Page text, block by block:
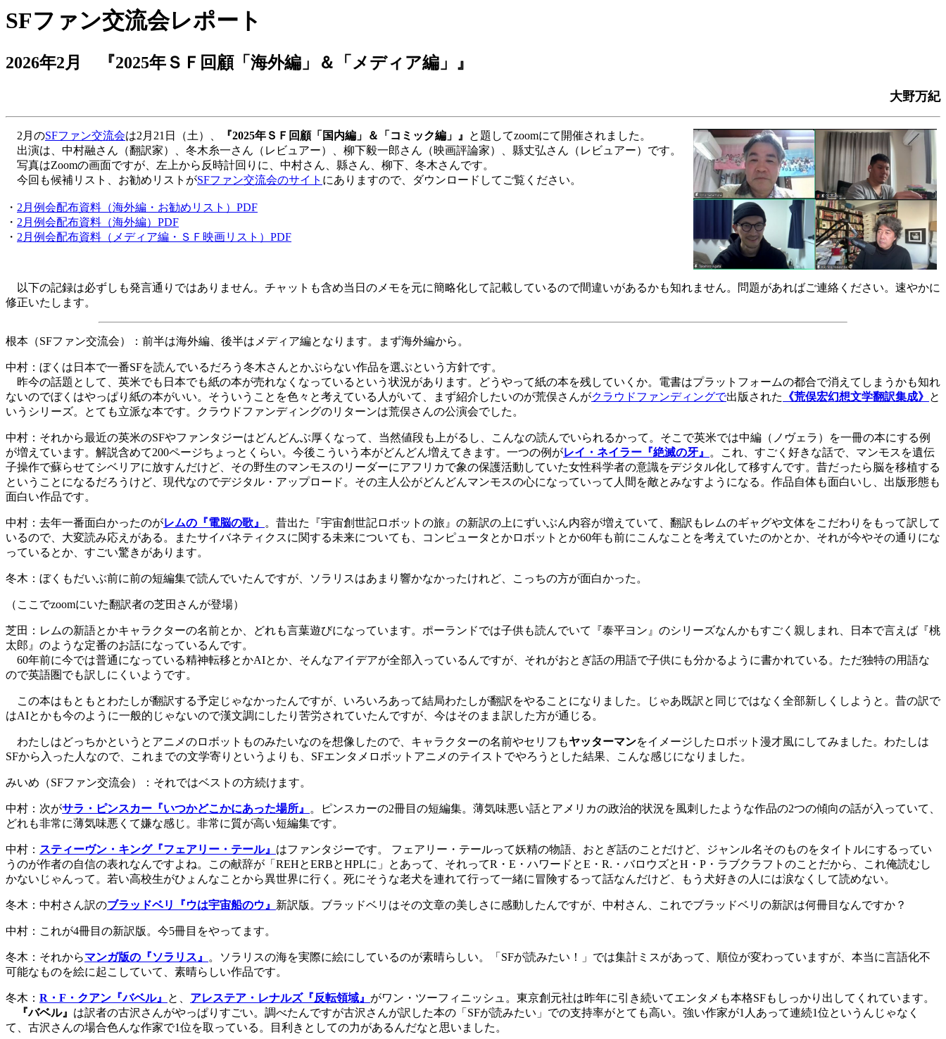
SFファン交流会レポート
2026年2月 『2025年ＳＦ回顧「海外編」＆「メディア編」』
大野万紀
2月のSFファン交流会は2月21日（土）、 『2025年ＳＦ回顧「国内編」＆「コミック編」』
と題してzoomにて開催されました。
出演は、中村融さん（翻訳家）、冬木糸一さん（レビュアー）、柳下毅一郎さん（映画評論家）、縣丈弘さん（レビュアー）です。
写真はZoomの画面ですが、左上から反時計回りに、中村さん、縣さん、柳下、冬木さんです。
今回も候補リスト、お勧めリストがSFファン交流会のサイト にありますので、ダウンロードしてご覧ください。
・ 2月例会配布資料（海外編・お勧めリスト）PDF
・ 2月例会配布資料（海外編）PDF
・ 2月例会配布資料（メディア編・ＳＦ映画リスト）PDF
以下の記録は必ずしも発言通りではありません。チャットも含め当日のメモを元に簡略化して記載しているので間違いがあるかも知れません。問題があればご連絡ください。速やかに
修正いたします。
根本（SFファン交流会）：前半は海外編、後半はメディア編となります。まず海外編から。
中村：ぼくは日本で一番SFを読んでいるだろう冬木さんとかぶらない作品を選ぶという方針です。
昨今の話題として、英米でも日本でも紙の本が売れなくなっているという状況があります。どうやって紙の本を残していくか。電書はプラットフォームの都合で消えてしまうかも知れ
ないのでぼくはやっぱり紙の本がいい。そういうことを色々と考えている人がいて、まず紹介したいのが荒俣さんがクラウドファンディングで出版された 《荒俣宏幻想文学翻訳集成》 と
いうシリーズ。とても立派な本です。クラウドファンディングのリターンは荒俣さんの公演会でした。
中村：それから最近の英米のSFやファンタジーはどんどんぶ厚くなって、当然値段も上がるし、こんなの読んでいられるかって。そこで英米では中編（ノヴェラ）を一冊の本にする例
が増えています。解説含めて200ページちょっとくらい。今後こういう本がどんどん増えてきます。一つの例がレイ・ネイラー『絶滅の牙』
。これ、すごく好きな話で、マンモスを遺伝
子操作で蘇らせてシベリアに放すんだけど、その野生のマンモスのリーダーにアフリカで象の保護活動していた女性科学者の意識をデジタル化して移すんです。昔だったら脳を移植する
ということになるだろうけど、現代なのでデジタル・アップロード。その主人公がどんどんマンモスの心になっていって人間を敵とみなすようになる。作品自体も面白いし、出版形態も
面白い作品です。
中村：去年一番面白かったのがレムの『電脳の歌』
。昔出た『宇宙創世記ロボットの旅』の新訳の上にずいぶん内容が増えていて、翻訳もレムのギャグや文体をこだわりをもって訳して
いるので、大変読み応えがある。またサイバネティクスに関する未来についても、コンピュータとかロボットとか60年も前にこんなことを考えていたのかとか、それが今やその通りにな
っているとか、すごい驚きがあります。
冬木：ぼくもだいぶ前に前の短編集で読んでいたんですが、ソラリスはあまり響かなかったけれど、こっちの方が面白かった。
（ここでzoomにいた翻訳者の芝田さんが登場）
芝田：レムの新語とかキャラクターの名前とか、どれも言葉遊びになっています。ポーランドでは子供も読んでいて『泰平ヨン』のシリーズなんかもすごく親しまれ、日本で言えば『桃
太郎』のような定番のお話になっているんです。
60年前に今では普通になっている精神転移とかAIとか、そんなアイデアが全部入っているんですが、それがおとぎ話の用語で子供にも分かるように書かれている。ただ独特の用語な
ので英語圏でも訳しにくいようです。
この本はもともとわたしが翻訳する予定じゃなかったんですが、いろいろあって結局わたしが翻訳をやることになりました。じゃあ既訳と同じではなく全部新しくしようと。昔の訳で
はAIとかも今のように一般的じゃないので漢文調にしたり苦労されていたんですが、今はそのまま訳した方が通じる。
わたしはどっちかというとアニメのロボットものみたいなのを想像したので、キャラクターの名前やセリフもヤッターマンをイメージしたロボット漫才風にしてみました。わたしは
SFから入った人なので、これまでの文学寄りというよりも、SFエンタメロボットアニメのテイストでやろうとした結果、こんな感じになりました。
みいめ（SFファン交流会）：それではベストの方続けます。
中村：次がサラ・ピンスカー『いつかどこかにあった場所』
。ピンスカーの2冊目の短編集。薄気味悪い話とアメリカの政治的状況を風刺したような作品の2つの傾向の話が入っていて、
どれも非常に薄気味悪くて嫌な感じ。非常に質が高い短編集です。
中村： スティーヴン・キング『フェアリー・テール』 はファンタジーです。 フェアリー・テールって妖精の物語、おとぎ話のことだけど、ジャンル名そのものをタイトルにするってい
うのが作者の自信の表れなんですよね。この献辞が「REHとERBとHPLに」とあって、それってR・E・ハワードとE・R.・バロウズとH・P・ラブクラフトのことだから、これ俺読むし
かないじゃんって。若い高校生がひょんなことから異世界に行く。死にそうな老犬を連れて行って一緒に冒険するって話なんだけど、もう犬好きの人には涙なくして読めない。
冬木：中村さん訳のブラッドベリ『ウは宇宙船のウ』 新訳版。ブラッドベリはその文章の美しさに感動したんですが、中村さん、これでブラッドベリの新訳は何冊目なんですか？
中村：これが4冊目の新訳版。今5冊目をやってます。
冬木：それからマンガ版の『ソラリス』
。ソラリスの海を実際に絵にしているのが素晴らしい。「SFが読みたい！」では集計ミスがあって、順位が変わっていますが、本当に言語化不
可能なものを絵に起こしていて、素晴らしい作品です。
冬木： R・F・クアン『バベル』 と、 アレステア・レナルズ『反転領域』 がワン・ツーフィニッシュ。東京創元社は昨年に引き続いてエンタメも本格SFもしっかり出してくれています。
『バベル』 は訳者の古沢さんがやっぱりすごい。調べたんですが古沢さんが訳した本の「SFが読みたい」での支持率がとても高い。強い作家が1人あって連続1位というんじゃなく
て、古沢さんの場合色んな作家で1位を取っている。目利きとしての力があるんだなと思いました。